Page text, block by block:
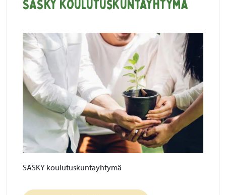
SASKY koulutuskuntayhtymä
SASKY koulutuskuntayhtymä